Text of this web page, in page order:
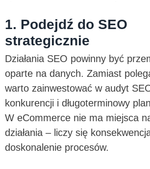
1. Podejdź do SEO
strategicznie
Działania SEO powinny być
oparte na danych. Zamiast
warto zainwestować w audyt
konkurencji i długoterminowy
W eCommerce nie ma miejsca
działania – liczy się
doskonalenie procesów.